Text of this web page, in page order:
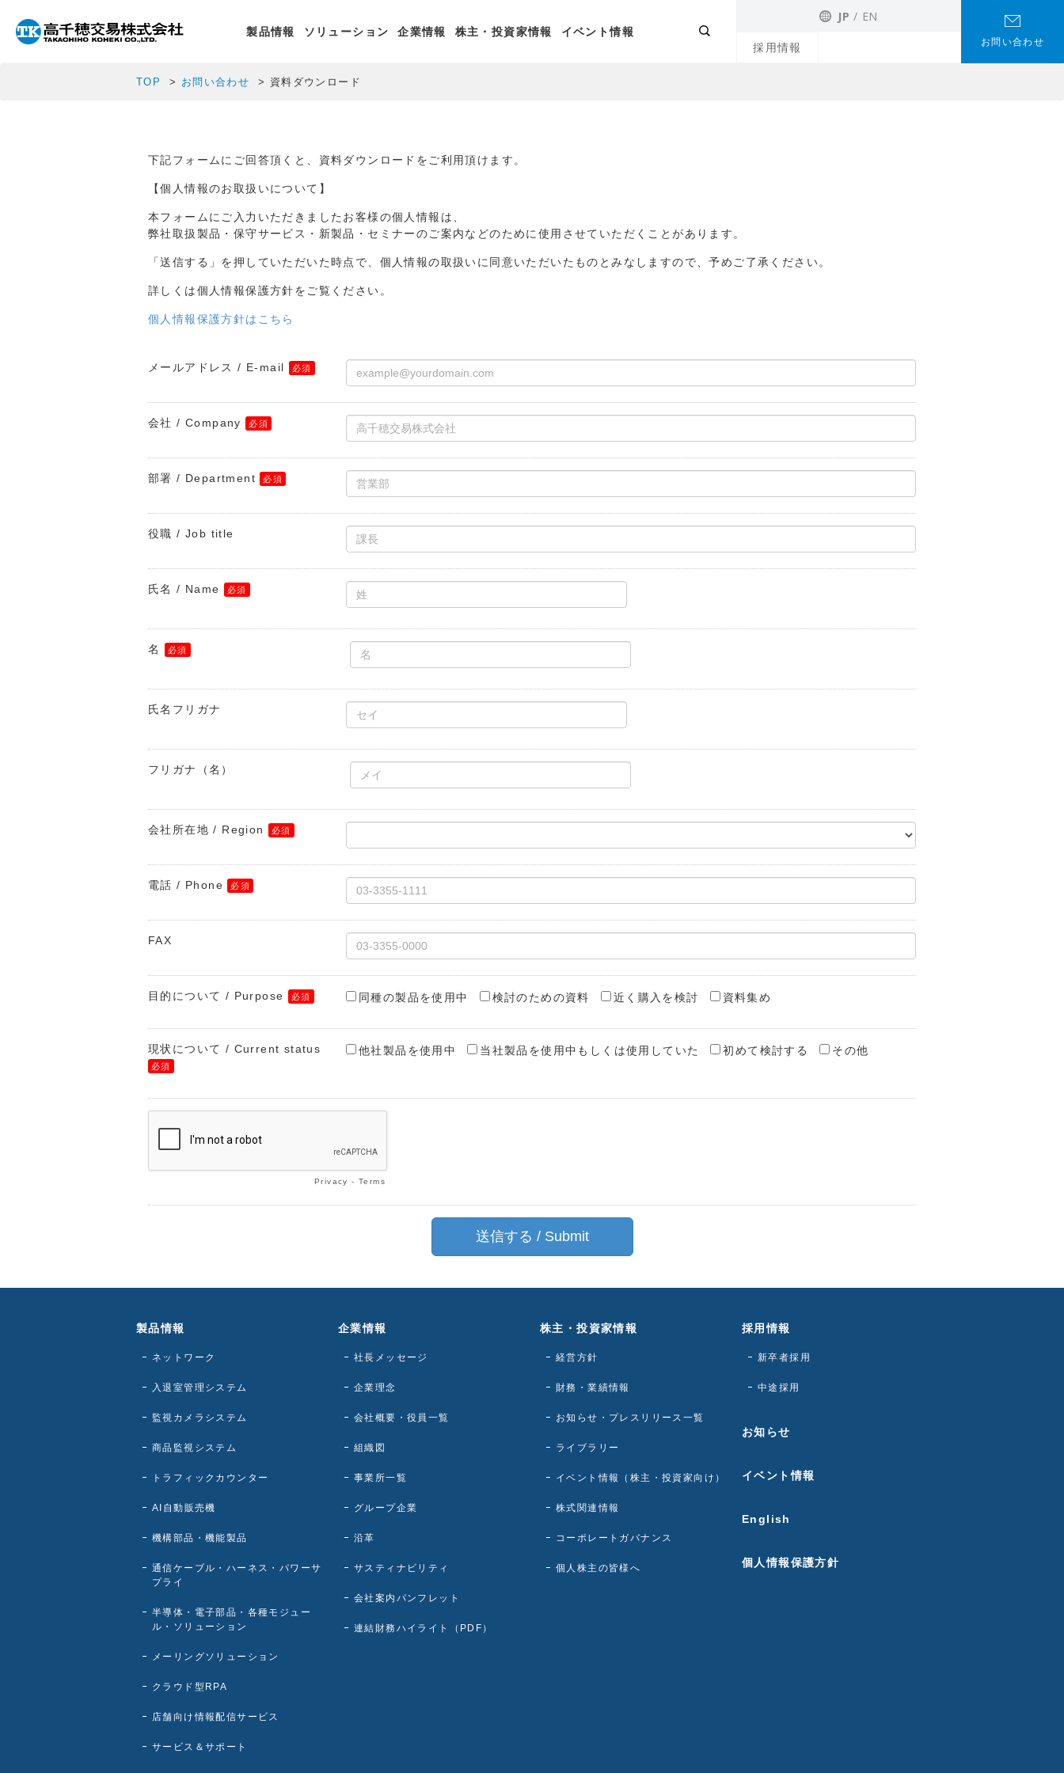
製品情報 ソリューション 企業情報 株主・投資家情報 イベント情報
JP EN
採用情報 お問い合わせ
TOP お問い合わせ 資料ダウンロード
下記フォームにご回答頂くと、資料ダウンロードをご利用頂けます。
【個人情報のお取扱いについて】
本フォームにご入力いただきましたお客様の個人情報は、
弊社取扱製品・保守サービス・新製品・セミナーのご案内などのために使用させていただくことがあります。
「送信する」を押していただいた時点で、個人情報の取扱いに同意いただいたものとみなしますので、予めご了承ください。
詳しくは個人情報保護方針をご覧ください。
個人情報保護方針はこちら
メールアドレス / E-mail
会社 / Company
部署 / Department
役職 / Job title
氏名 / Name
名
氏名フリガナ
フリガナ（名）
会社所在地 / Region
電話 / Phone
FAX
目的について / Purpose 同種の製品を使用中 検討のための資料 近く購入を検討 資料集め
現状について / Current status 他社製品を使用中 当社製品を使用中もしくは使用していた 初めて検討する その他
Privacy - Terms
製品情報
ネットワーク
入退室管理システム
監視カメラシステム
商品監視システム
トラフィックカウンター
AI自動販売機
機構部品・機能製品
通信ケーブル・ハーネス・パワーサ
プライ
半導体・電子部品・各種モジュー
ル・ソリューション
メーリングソリューション
クラウド型RPA
店舗向け情報配信サービス
サービス＆サポート
企業情報
社長メッセージ
企業理念
会社概要・役員一覧
組織図
事業所一覧
グループ企業
沿革
サスティナビリティ
会社案内パンフレット
連結財務ハイライト（PDF）
株主・投資家情報
経営方針
財務・業績情報
お知らせ・プレスリリース一覧
ライブラリー
イベント情報（株主・投資家向け）
株式関連情報
コーポレートガバナンス
個人株主の皆様へ
採用情報
新卒者採用
中途採用
お知らせ
イベント情報
English
個人情報保護方針